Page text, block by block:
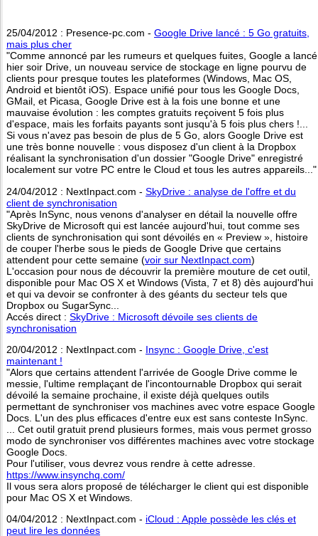
25/04/2012 : Presence-pc.com - Google Drive lancé : 5 Go gratuits,
mais plus cher
"Comme annoncé par les rumeurs et quelques fuites, Google a lancé
hier soir Drive, un nouveau service de stockage en ligne pourvu de
clients pour presque toutes les plateformes (Windows, Mac OS,
Android et bientôt iOS). Espace unifié pour tous les Google Docs,
GMail, et Picasa, Google Drive est à la fois une bonne et une
mauvaise évolution : les comptes gratuits reçoivent 5 fois plus
d'espace, mais les forfaits payants sont jusqu'à 5 fois plus chers !...
Si vous n'avez pas besoin de plus de 5 Go, alors Google Drive est
une très bonne nouvelle : vous disposez d'un client à la Dropbox
réalisant la synchronisation d'un dossier "Google Drive" enregistré
localement sur votre PC entre le Cloud et tous les autres appareils..."
24/04/2012 : NextInpact.com - SkyDrive : analyse de l'offre et du
client de synchronisation
"Après InSync, nous venons d'analyser en détail la nouvelle offre
SkyDrive de Microsoft qui est lancée aujourd'hui, tout comme ses
clients de synchronisation qui sont dévoilés en « Preview », histoire
de couper l'herbe sous le pieds de Google Drive que certains
attendent pour cette semaine (voir sur NextInpact.com)
L'occasion pour nous de découvrir la première mouture de cet outil,
disponible pour Mac OS X et Windows (Vista, 7 et 8) dès aujourd'hui
et qui va devoir se confronter à des géants du secteur tels que
Dropbox ou SugarSync...
Accés direct : SkyDrive : Microsoft dévoile ses clients de
synchronisation
20/04/2012 : NextInpact.com - Insync : Google Drive, c'est
maintenant !
"Alors que certains attendent l'arrivée de Google Drive comme le
messie, l'ultime remplaçant de l'incontournable Dropbox qui serait
dévoilé la semaine prochaine, il existe déjà quelques outils
permettant de synchroniser vos machines avec votre espace Google
Docs. L'un des plus efficaces d'entre eux est sans conteste InSync.
... Cet outil gratuit prend plusieurs formes, mais vous permet grosso
modo de synchroniser vos différentes machines avec votre stockage
Google Docs.
Pour l'utiliser, vous devrez vous rendre à cette adresse.
https://www.insynchq.com/
Il vous sera alors proposé de télécharger le client qui est disponible
pour Mac OS X et Windows.
04/04/2012 : NextInpact.com - iCloud : Apple possède les clés et
peut lire les données